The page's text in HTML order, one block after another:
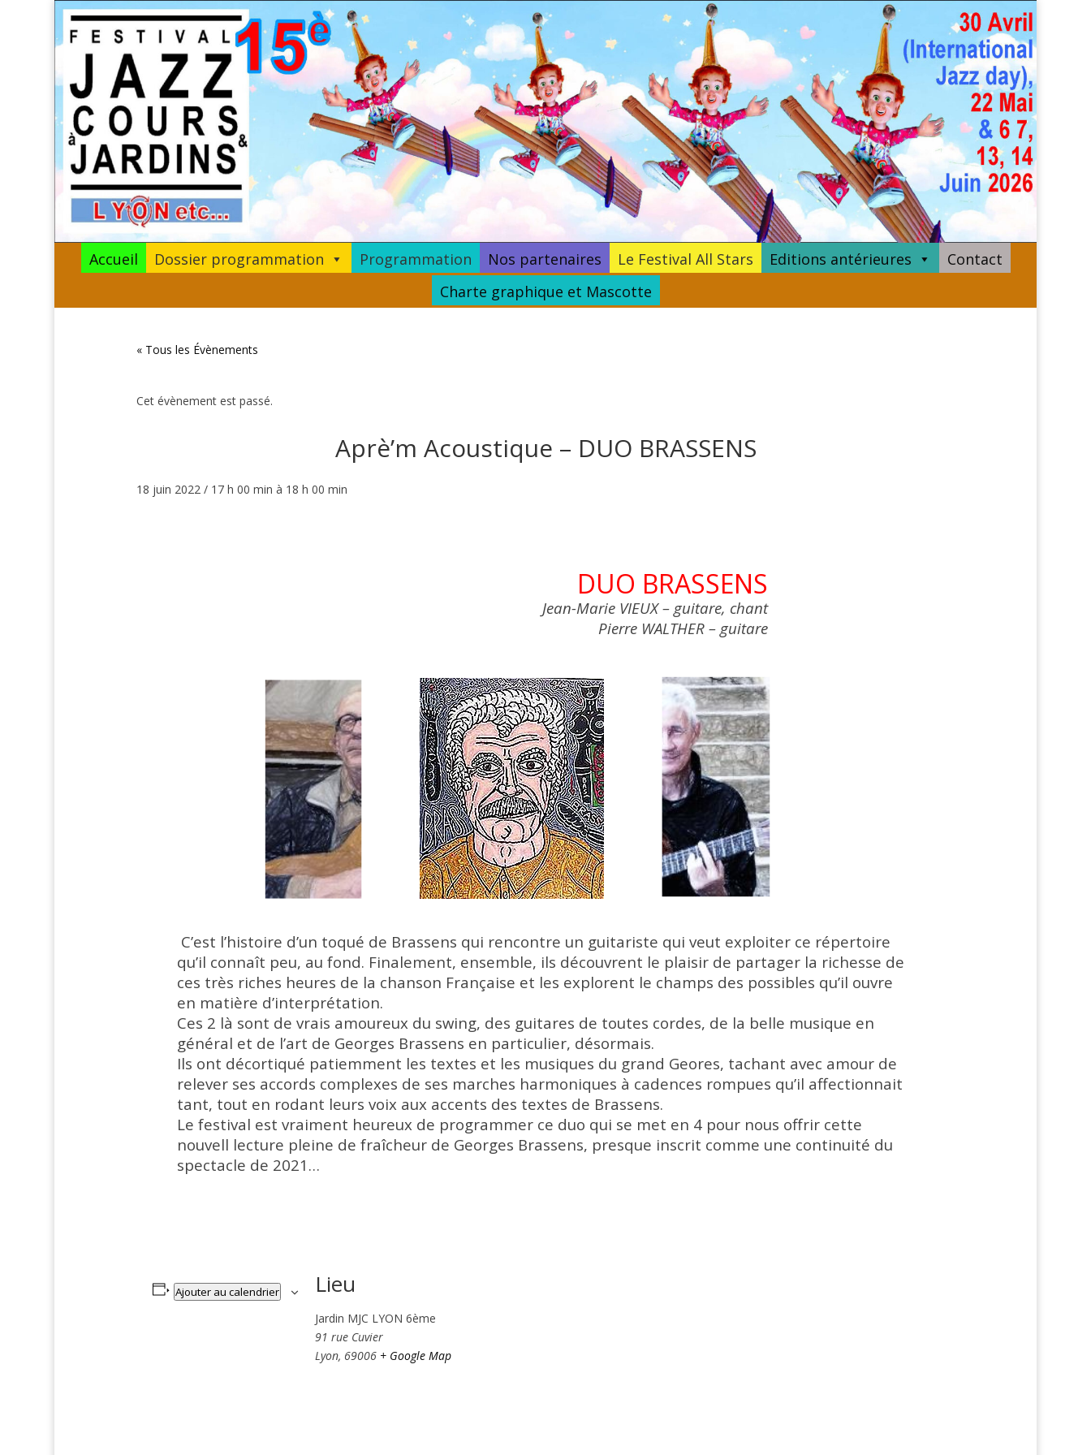
Accueil Dossier programmation Programmation Nos partenaires Le Festival All Stars Editions antérieures
Contact
Charte graphique et Mascotte
« Tous les Évènements
Cet évènement est passé.
Aprè’m Acoustique – DUO BRASSENS
18 juin 2022 / 17 h 00 min à 18 h 00 min
DUO BRASSENS
Jean-Marie VIEUX – guitare, chant
Pierre WALTHER – guitare
C’est l’histoire d’un toqué de Brassens qui rencontre un guitariste qui veut exploiter ce répertoire
qu’il connaît peu, au fond. Finalement, ensemble, ils découvrent le plaisir de partager la richesse de
ces très riches heures de la chanson Française et les explorent le champs des possibles qu’il ouvre
en matière d’interprétation.
Ces 2 là sont de vrais amoureux du swing, des guitares de toutes cordes, de la belle musique en
général et de l’art de Georges Brassens en particulier, désormais.
Ils ont décortiqué patiemment les textes et les musiques du grand Geores, tachant avec amour de
relever ses accords complexes de ses marches harmoniques à cadences rompues qu’il affectionnait
tant, tout en rodant leurs voix aux accents des textes de Brassens.
Le festival est vraiment heureux de programmer ce duo qui se met en 4 pour nous offrir cette
nouvell lecture pleine de fraîcheur de Georges Brassens, presque inscrit comme une continuité du
spectacle de 2021…
Ajouter au calendrier Lieu
Jardin MJC LYON 6ème
91 rue Cuvier
Lyon, 69006 + Google Map